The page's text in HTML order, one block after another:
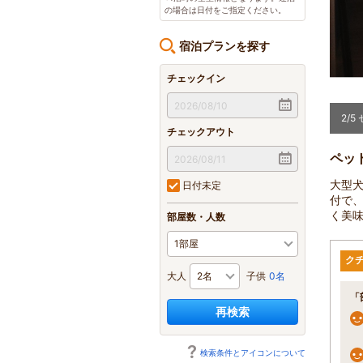
の場合は日付をご指定ください。
宿泊プランを探す
チェックイン
チェックアウト
日付未定
部屋数・人数
大人 子供 0名
再検索
検索条件とアイコンについて
ィーブを使用！疲れが癒されると思います。 2/5
ペッ
大型
付で
く美
ク